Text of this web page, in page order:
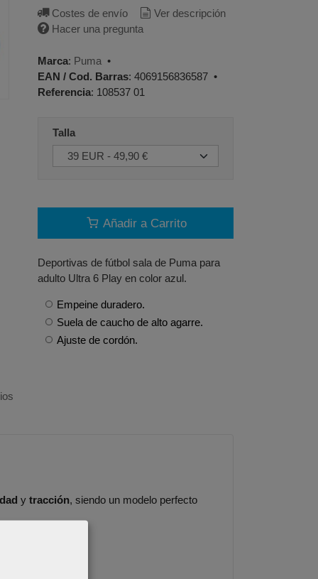
Costes de envío
Ver descripción
Hacer una pregunta
Marca: Puma •
EAN / Cod. Barras: 4069156836587•
Referencia: 108537 01
Talla
Añadir a Carrito
Deportivas de fútbol sala de Puma para
adulto Ultra 6 Play en color azul.
Empeine duradero.
Suela de caucho de alto agarre.
Ajuste de cordón.
ytracción, siendo un modelo perfecto